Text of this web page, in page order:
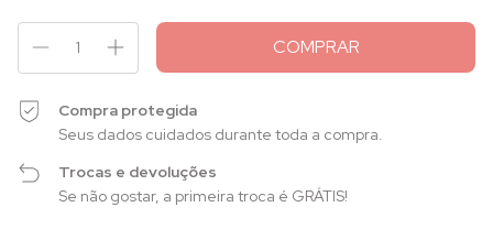
Compra protegida
Seus dados cuidados durante toda a compra.
Trocas e devoluções
Se não gostar, a primeira troca é GRÁTIS!